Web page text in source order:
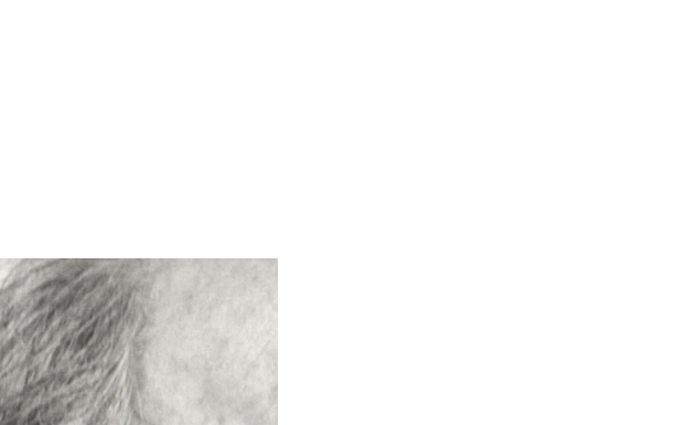
Die Musikkommission des Schweizer Blasmusikverbandes (SBV) lanciert
Huber-Jahres 2026 einen Kompositionswettbewerb.